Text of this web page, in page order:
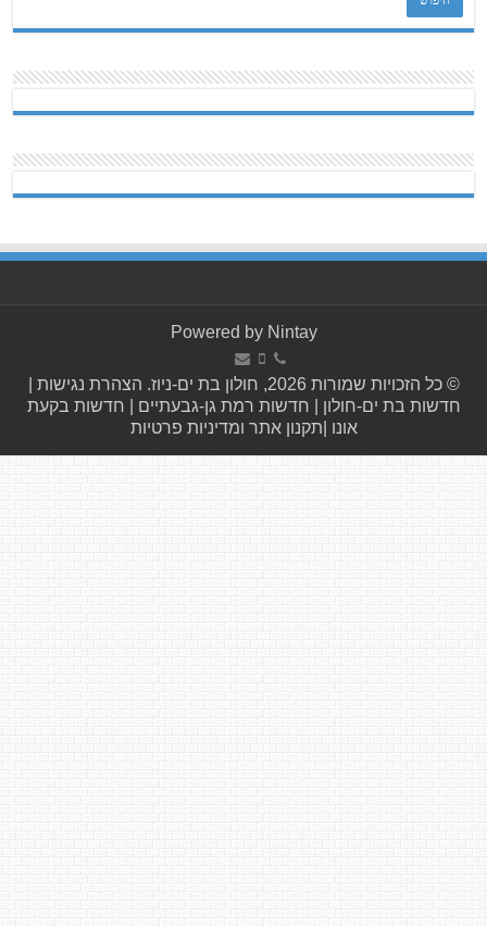
Powered by Nintay
© כל הזכויות שמורות 2026, חולון בת ים-ניוז. הצהרת נגישות
חדשות בת ים-חולון
חדשות רמת גן-גבעתיים
חדשות בקעת
אונו תקנון אתר ומדיניות פרטיות